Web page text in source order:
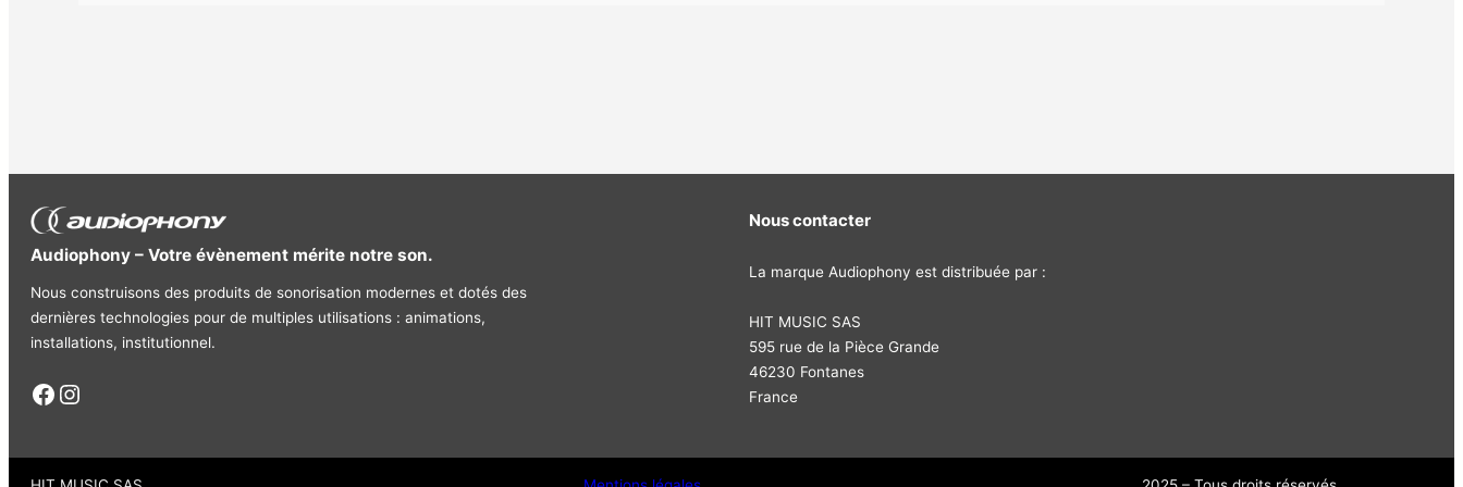
Audiophony – Votre évènement mérite notre son.
Nous construisons des produits de sonorisation modernes et dotés des
dernières technologies pour de multiples utilisations : animations,
installations, institutionnel.
Facebook Instagram
Nous contacter
La marque Audiophony est distribuée par :
HIT MUSIC SAS
595 rue de la Pièce Grande
46230 Fontanes
France